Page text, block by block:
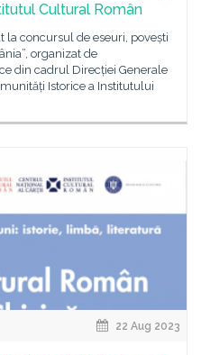
Cultural Român
la concursul de eseuri, povești
organizat de
din cadrul Direcției Generale
Istorice a Institutului
22 Aug 2023